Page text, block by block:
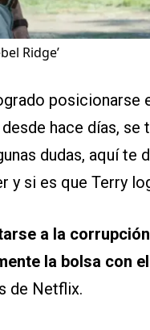
Ridge’
posicionarse
hace días, se
dudas, aquí te
y si es que Terry
a la
la bolsa con
de Netflix.